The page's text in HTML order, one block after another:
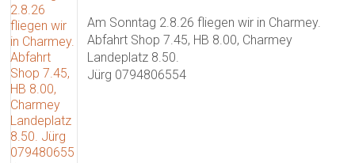
Am Sonntag 2.8.26 fliegen wir in Charmey.
Abfahrt Shop 7.45, HB 8.00, Charmey
Landeplatz 8.50.
Jürg 0794806554